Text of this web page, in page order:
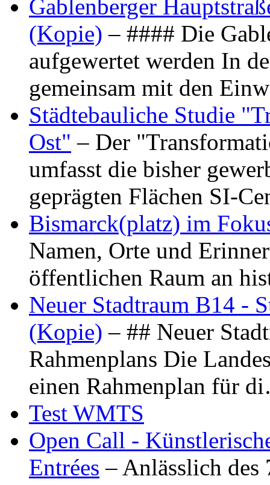
Gablenberger
(Kopie) – #### Die
aufgewertet werden In
gemeinsam mit den
Städtebauliche Studie
Ost" – Der
umfasst die bisher
geprägten Flächen SI-
Bismarck(platz) im
Namen, Orte und
öffentlichen Raum an
Neuer Stadtraum B14 -
(Kopie) – ## Neuer
Rahmenplans Die
einen Rahmenplan für
Test WMTS
Open Call -
Entrées – Anlässlich